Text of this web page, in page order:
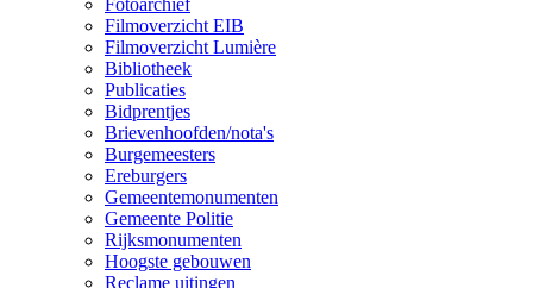
Fotoarchief
Filmoverzicht EIB
Filmoverzicht Lumière
Bibliotheek
Publicaties
Bidprentjes
Brievenhoofden/nota's
Burgemeesters
Ereburgers
Gemeentemonumenten
Gemeente Politie
Rijksmonumenten
Hoogste gebouwen
Reclame uitingen